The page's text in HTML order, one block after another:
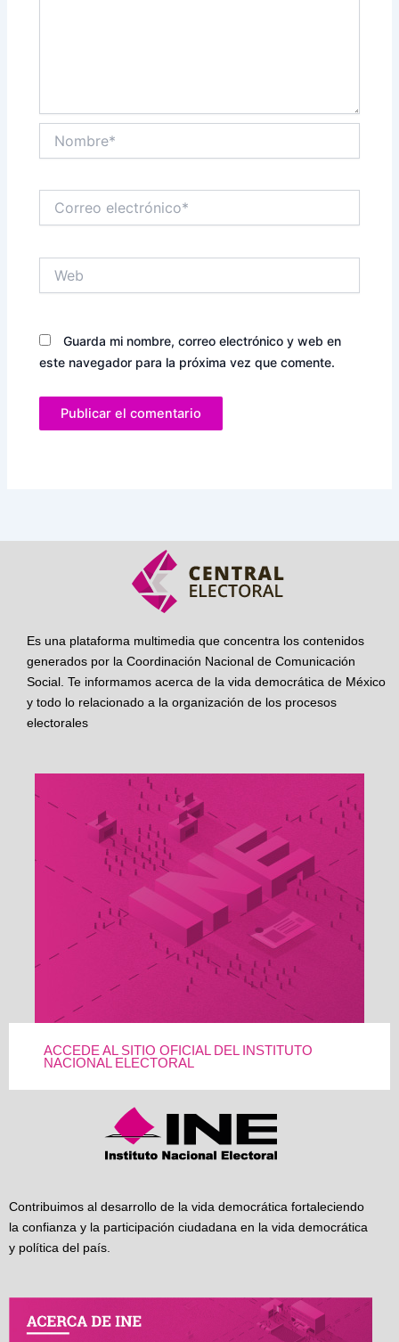
electrónico*
Guarda mi nombre, correo electrónico y web en
este navegador para la próxima vez que comente.
Es una plataforma multimedia que concentra los contenidos
generados por la Coordinación Nacional de Comunicación
Social. Te informamos acerca de la vida democrática de México
y todo lo relacionado a la organización de los procesos
electorales
ACCEDE AL SITIO OFICIAL DEL INSTITUTO
NACIONAL ELECTORAL
Contribuimos al desarrollo de la vida democrática fortaleciendo
la confianza y la participación ciudadana en la vida democrática
y política del país.